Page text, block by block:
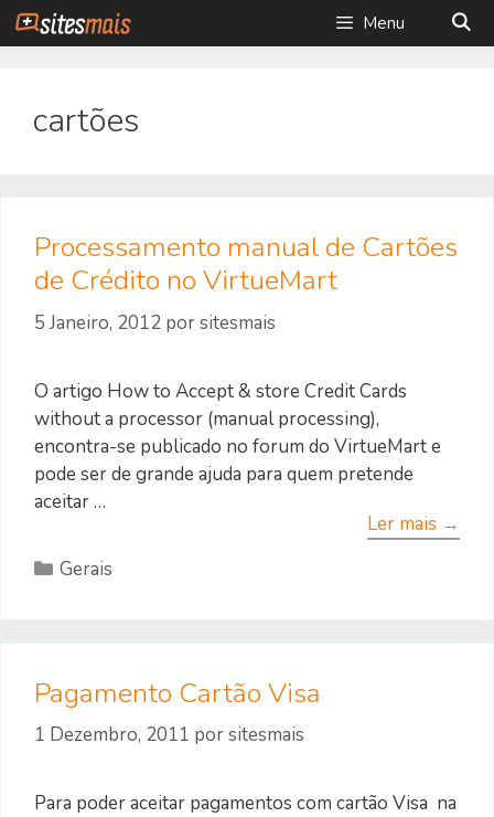
Saltar
para
Menu
cartões
Processamento manual de Cartões
de Crédito no VirtueMart
5 Janeiro, 2012 porsitesmais
O artigo How to Accept & store Credit Cards
without a processor (manual processing),
encontra-se publicado no forum do VirtueMart e
pode ser de grande ajuda para quem pretende
aceitar …
Ler mais →
Categorias
Gerais
Pagamento Cartão Visa
1 Dezembro, 2011 porsitesmais
Para poder aceitar pagamentos com cartão Visa na